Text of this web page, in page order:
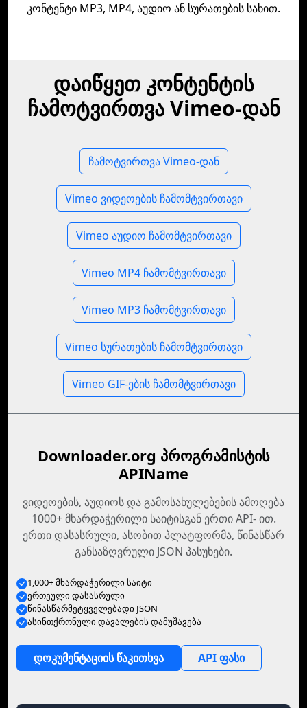
კონტენტი MP3, MP4, აუდიო ან სურათების სახით.
დაიწყეთ კონტენტის
ჩამოტვირთვა Vimeo-დან
ჩამოტვირთვა Vimeo-დან
Vimeo ვიდეოების ჩამომტვირთავი
Vimeo აუდიო ჩამომტვირთავი
Vimeo MP4 ჩამომტვირთავი
Vimeo MP3 ჩამომტვირთავი
Vimeo სურათების ჩამომტვირთავი
Vimeo GIF-ების ჩამომტვირთავი
Downloader.org პროგრამისტის
APIName
ვიდეოების, აუდიოს და გამოსახულებების ამოღება
1000+ მხარდაჭერილი საიტისგან ერთი API- ით.
ერთი დასასრული, ასობით პლატფორმა, წინასწარ
განსაზღვრული JSON პასუხები.
1,000+ მხარდაჭერილი საიტი
ერთეული დასასრული
წინასწარმეტყველებადი JSON
ასინთქრონული დავალების დამუშავება
დოკუმენტაციის წაკითხვა API ფასი